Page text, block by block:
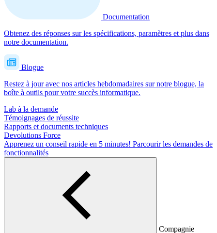
Documentation
Obtenez des réponses sur les spécifications, paramètres et plus dans
notre documentation.
Blogue
Restez à jour avec nos articles hebdomadaires sur notre blogue, la
boîte à outils pour votre succès informatique.
Lab à la demande
Témoignages de réussite
Rapports et documents techniques
Devolutions Force
Apprenez un conseil rapide en 5 minutes! Parcourir les demandes de
fonctionnalités
Compagnie